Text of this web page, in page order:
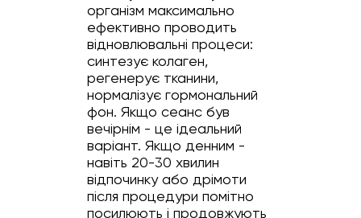
організм максимально
ефективно проводить
відновлювальні процеси:
синтезує колаген,
регенерує тканини,
нормалізує гормональний
фон. Якщо сеанс був
вечірнім - це ідеальний
варіант. Якщо денним -
навіть 20-30 хвилин
відпочинку або дрімоти
після процедури помітно
посилюють і продовжують